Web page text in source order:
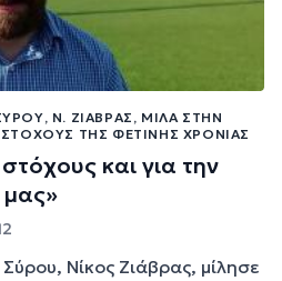
Ν. ΖΙΆΒΡΑΣ, ΜΙΛΆ ΣΤΗΝ
ΤΗΣ ΦΕΤΙΝΉΣ ΧΡΟΝΙΆΣ
και για την
μας»
Νίκος Ζιάβρας, μίλησε